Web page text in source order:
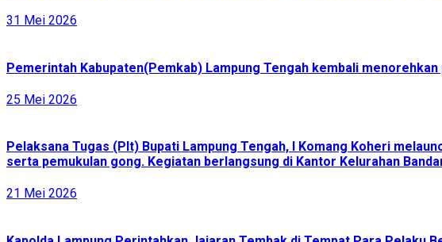
31 Mei 2026
Pemerintah Kabupaten(Pemkab) Lampung Tengah kembali
25 Mei 2026
Pelaksana Tugas (Plt) Bupati Lampung Tengah, I Komang Koheri
serta pemukulan gong. Kegiatan berlangsung di Kantor Kelurahan
21 Mei 2026